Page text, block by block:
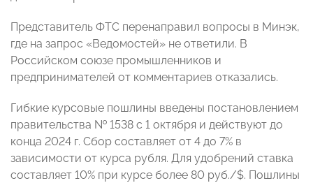
Представитель ФТС перенаправил вопросы в Минэк,
где на запрос «Ведомостей» не ответили. В
Российском союзе промышленников и
предпринимателей от комментариев отказались.
Гибкие курсовые пошлины введены постановлением
правительства № 1538 с 1 октября и действуют до
конца 2024 г. Сбор составляет от 4 до 7% в
зависимости от курса рубля. Для удобрений ставка
составляет 10% при курсе более 80 руб./$. Пошлины